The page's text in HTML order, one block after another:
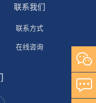
联系我们
联系方式
在线咨询